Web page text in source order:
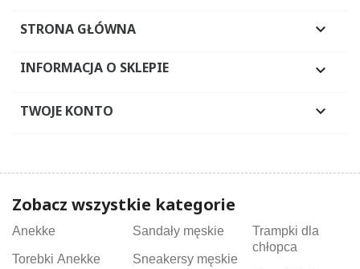
STRONA GŁÓWNA 
INFORMACJA O SKLEPIE 
TWOJE KONTO 
Zobacz wszystkie kategorie
Anekke
Torebki Anekke
Sandały męskie
Sneakersy męskie
Trampki dla
chłopca